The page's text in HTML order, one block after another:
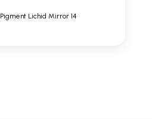
Pigment Lichid Mirror 14